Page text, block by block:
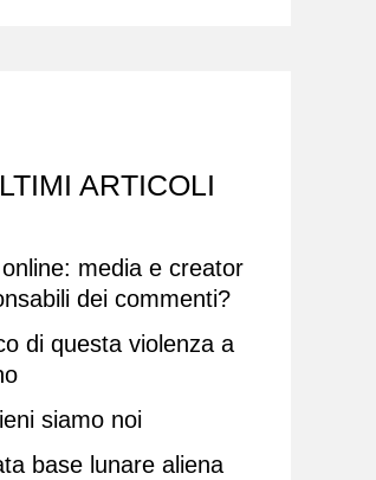
ARTICOLI
media e creator
dei commenti?
di questa violenza a
siamo noi
base lunare aliena